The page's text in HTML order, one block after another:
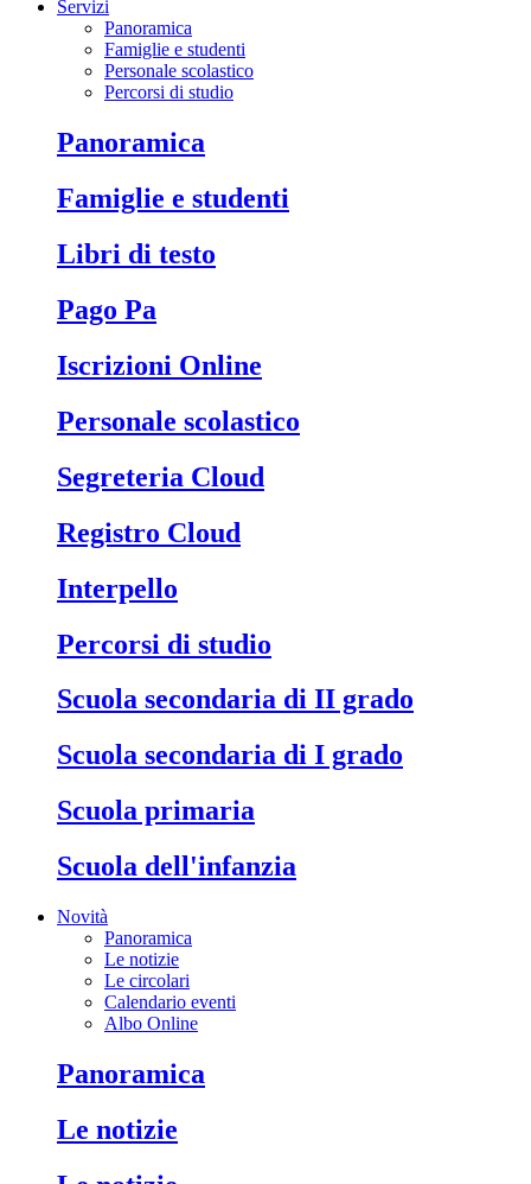
Servizi
Panoramica
Famiglie e studenti
Personale scolastico
Percorsi di studio
Panoramica
Famiglie e studenti
Libri di testo
Pago Pa
Iscrizioni Online
Personale scolastico
Segreteria Cloud
Registro Cloud
Interpello
Percorsi di studio
Scuola secondaria di II grado
Scuola secondaria di I grado
Scuola primaria
Scuola dell'infanzia
Novità
Panoramica
Le notizie
Le circolari
Calendario eventi
Albo Online
Panoramica
Le notizie